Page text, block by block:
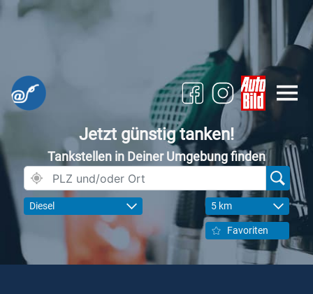
Jetzt günstig tanken!
Tankstellen in Deiner Umgebung finden
Diesel 5 km
Favoriten